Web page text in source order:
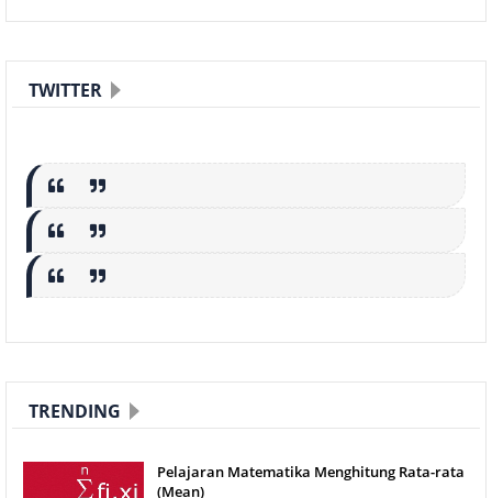
TWITTER
TRENDING
Pelajaran Matematika Menghitung Rata-rata
(Mean)